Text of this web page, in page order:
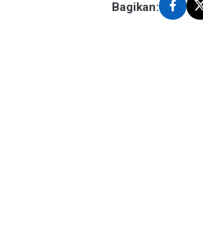
Bagikan: